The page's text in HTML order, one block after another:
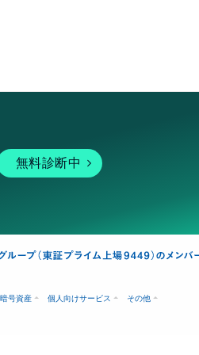
無料診断中
暗号資産 個人向けサービス その他